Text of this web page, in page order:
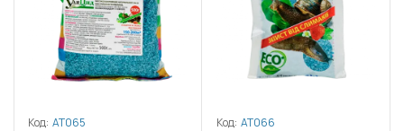
Код: АТ065 Код: АТ066